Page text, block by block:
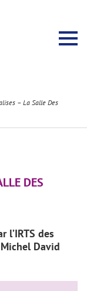
– La Salle Des
DES
l’IRTS des
David